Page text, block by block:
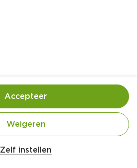
Bereiding
Zelf instellen
Weigeren
Accepteer